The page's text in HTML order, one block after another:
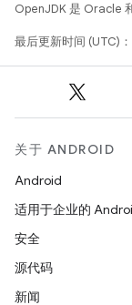
OpenJDK 是 Oracle
最后更新时间 (UTC)
关于 ANDROID
Android
适用于企业的
安全
源代码
新闻